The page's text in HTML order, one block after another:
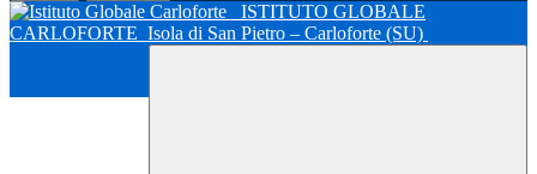
ISTITUTO GLOBALE
CARLOFORTE Isola di San Pietro – Carloforte (SU)